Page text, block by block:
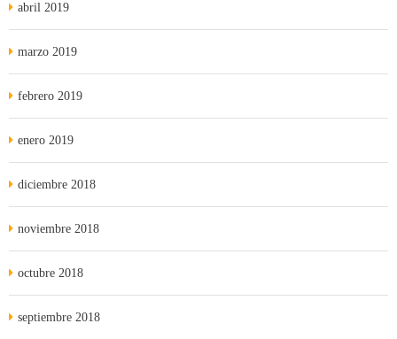
abril 2019
marzo 2019
febrero 2019
enero 2019
diciembre 2018
noviembre 2018
octubre 2018
septiembre 2018